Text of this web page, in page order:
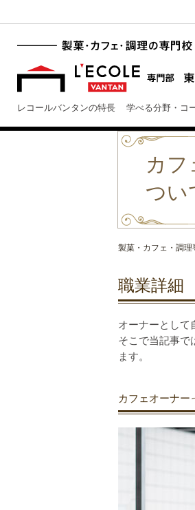
レコールバンタンの特長 学べる分野・コ
カ
つい
製菓・カフェ・調理
職業詳細
オーナーとして
そこで当記事で
ます。
カフェオーナー